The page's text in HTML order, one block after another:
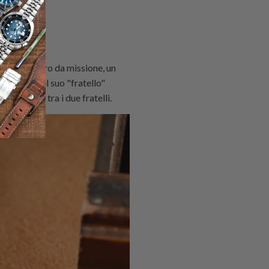
da missione, un
del suo "fratello"
tra i due fratelli.